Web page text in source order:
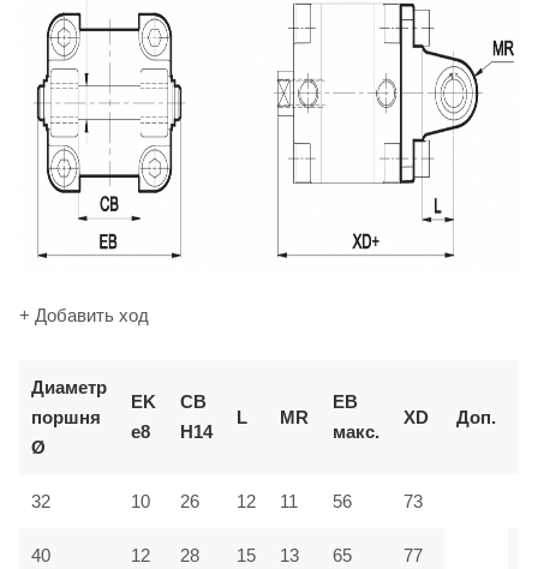
+ Добавить ход
Диаметр
поршня
Ø
EK
e8
CB
H14
L MR
EB
макс.
XD Доп.
32 10 26 12 11 56 73
40 12 28 15 13 65 77